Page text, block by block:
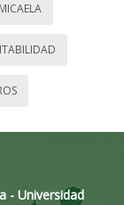
- Universidad